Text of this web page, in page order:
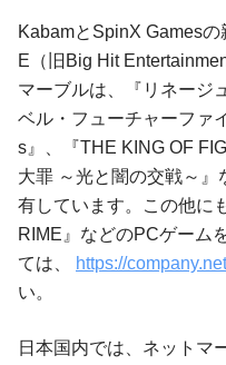
KabamとSpinX Games
E（旧Big Hit
マーブルは、『リネージ
ベル・フューチャーファ
s』、『THE KING OF
大罪 ～光と闇の交戦～
有しています。この他に
RIME』などのPCゲーム
ては、
https://
い。
日本国内では、ネットマ